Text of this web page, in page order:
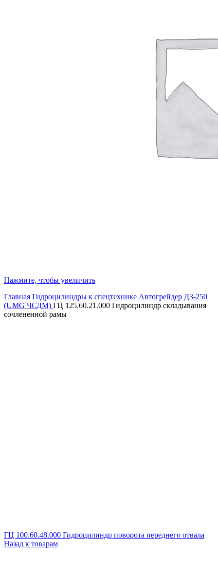
Нажмите, чтобы увеличить
Главная Гидроцилиндры к спецтехнике Автогрейдер ДЗ-250
(UMG ЧСДМ) ГЦ 125.60.21.000 Гидроцилиндр складывания
сочлененной рамы
ГЦ 100.60.48.000 Гидроцилиндр поворота переднего отвала
Назад к товарам